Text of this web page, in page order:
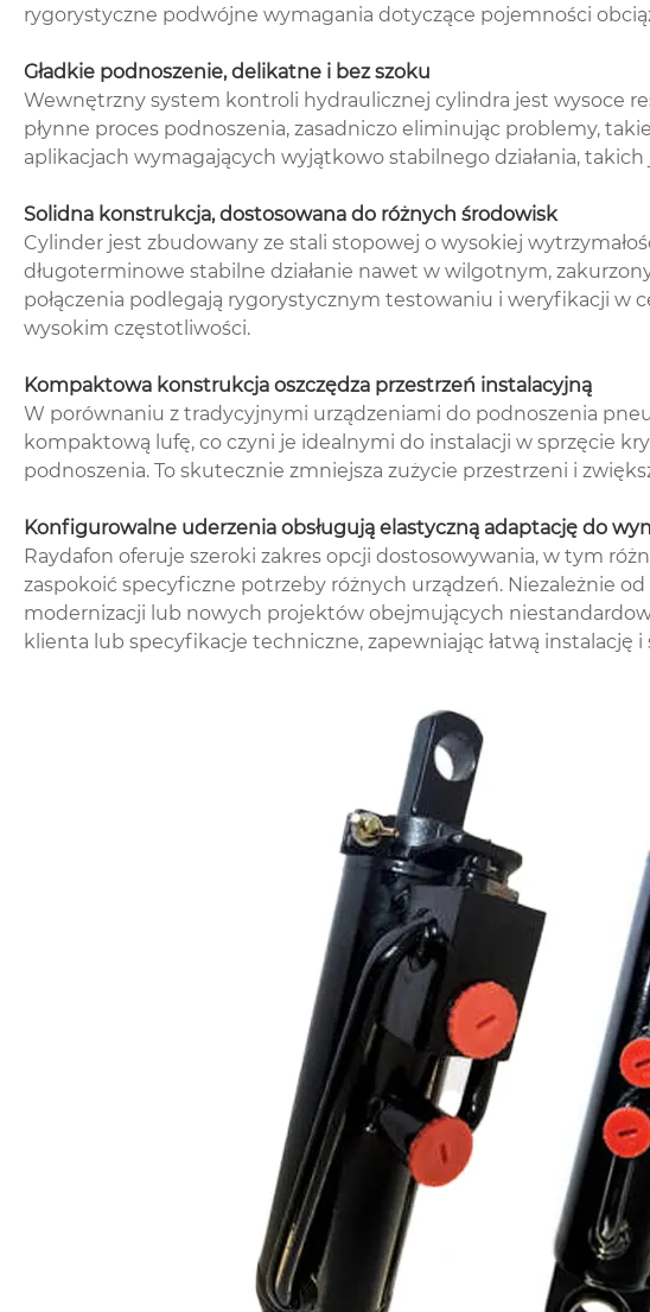
rygorystyczne podwójne wymagania dotyczące pojemności
Gładkie podnoszenie, delikatne i bez szoku
Wewnętrzny system kontroli hydraulicznej cylindra jest wysoce
płynne proces podnoszenia, zasadniczo eliminując problemy,
aplikacjach wymagających wyjątkowo stabilnego działania,
Solidna konstrukcja, dostosowana do różnych środowisk
Cylinder jest zbudowany ze stali stopowej o wysokiej
długoterminowe stabilne działanie nawet w wilgotnym,
połączenia podlegają rygorystycznym testowaniu i weryfikacji w
wysokim częstotliwości.
Kompaktowa konstrukcja oszczędza przestrzeń instalacyjną
W porównaniu z tradycyjnymi urządzeniami do podnoszenia
kompaktową lufę, co czyni je idealnymi do instalacji w sprzęcie
podnoszenia. To skutecznie zmniejsza zużycie przestrzeni i
Konfigurowalne uderzenia obsługują elastyczną adaptację do
Raydafon oferuje szeroki zakres opcji dostosowywania, w tym
zaspokoić specyficzne potrzeby różnych urządzeń. Niezależnie
modernizacji lub nowych projektów obejmujących
klienta lub specyfikacje techniczne, zapewniając łatwą instalację i